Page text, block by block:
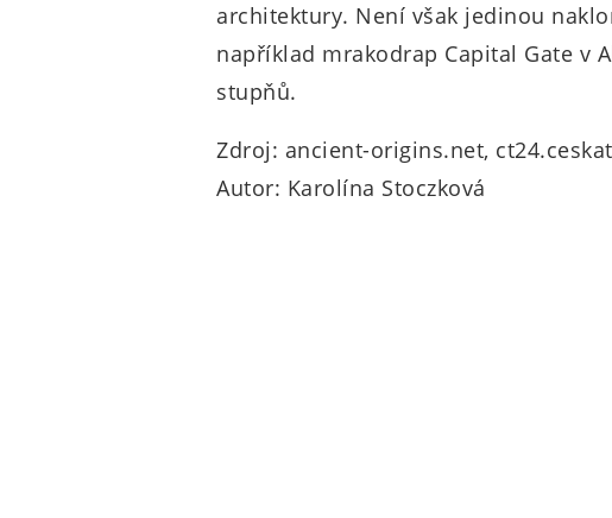
architektury. Není však jedinou
například mrakodrap Capital Gate v
stupňů.
Zdroj: ancient-origins.net,
Autor: Karolína Stoczková